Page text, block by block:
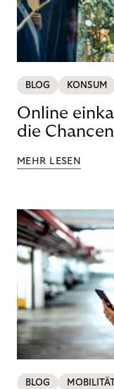
BLOG KONSUM
Online
die
MEHR LESEN
BLOG